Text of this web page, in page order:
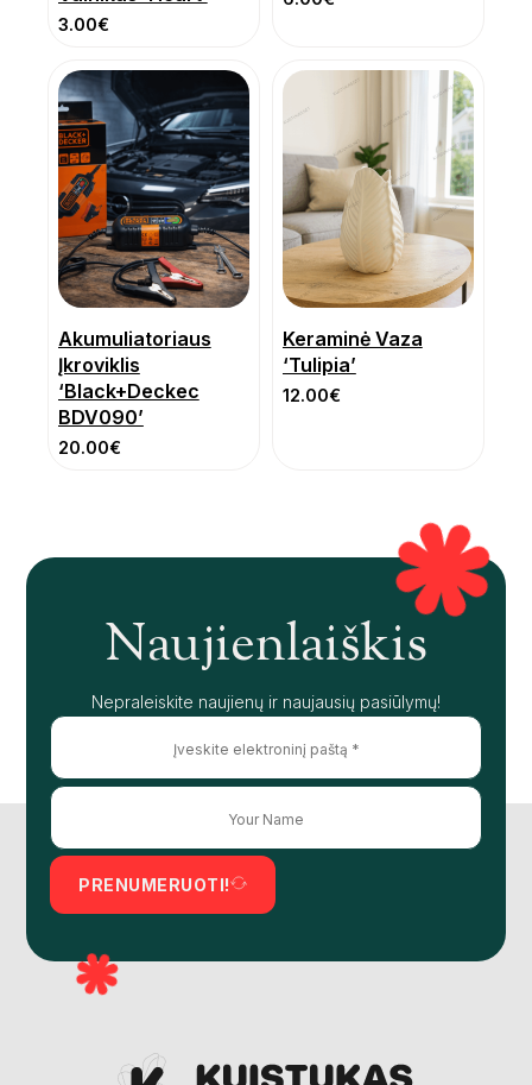
3.00€
Akumuliatoriaus
Įkroviklis
‘Black+Deckec
BDV090’
20.00€
Keraminė Vaza
‘Tulipia’
12.00€
Naujienlaiškis
Nepraleiskite naujienų ir naujausių pasiūlymų!
PRENUMERUOTI!